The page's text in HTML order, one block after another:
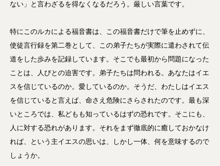
ない」と言わざるを得なくなるだろう。厳しい言葉です。
特にこのルカによる福音書は、この福音書だけで筆を止めずに、
使徒言行録を第二巻として、この弟子たちが実際に遣わされて伝
道をした歩みを記録しています。そこでも最初から問題になった
ことは、人びとの迫害です。弟子たちは問われる。あなたはイエ
スを信じているのか。愛しているのか。そうだ、わたしはイエス
を信じていると言えば、命さえ危険にさらされたのです。最も深
いところでは、私どもも知っているはずの恐れです。そこにも、
人に対する恐れがあります。それをまず徹底的に癒しておかなけ
れば、という主イエスの思いは、しかし一体、何を意味するので
しょうか。